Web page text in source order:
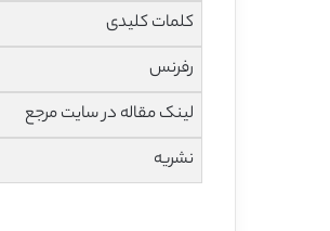
کلمات کلیدی
رفرنس
لینک مقاله در سایت مرجع
نشریه